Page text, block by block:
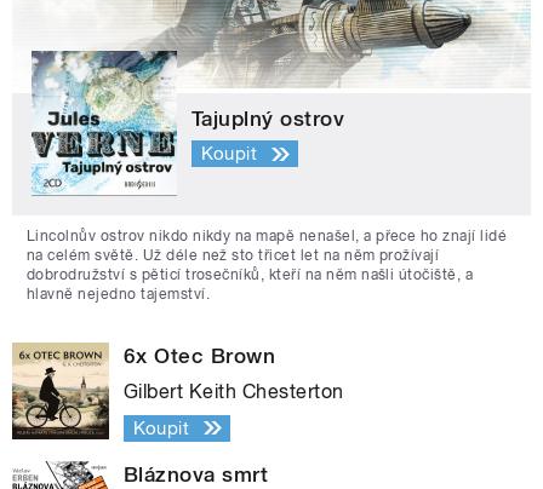
Tajuplný ostrov
Koupit
Lincolnův ostrov nikdo nikdy na mapě nenašel, a přece ho znají lidé
na celém světě. Už déle než sto třicet let na něm prožívají
dobrodružství s pěticí trosečníků, kteří na něm našli útočiště, a
hlavně nejedno tajemství.
6x Otec Brown
Gilbert Keith Chesterton
Koupit
Bláznova smrt